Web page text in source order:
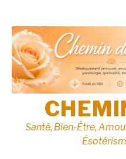
contenu
Santé, Bien-Être,